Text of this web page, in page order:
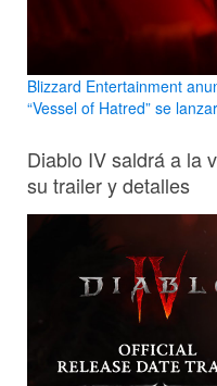
Blizzard Entertainment
“Vessel of Hatred” se
Diablo IV saldrá a la
su trailer y detalles